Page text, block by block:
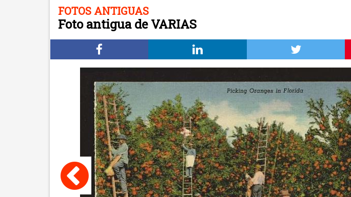
FOTOS ANTIGUAS
Foto antigua de VARIAS